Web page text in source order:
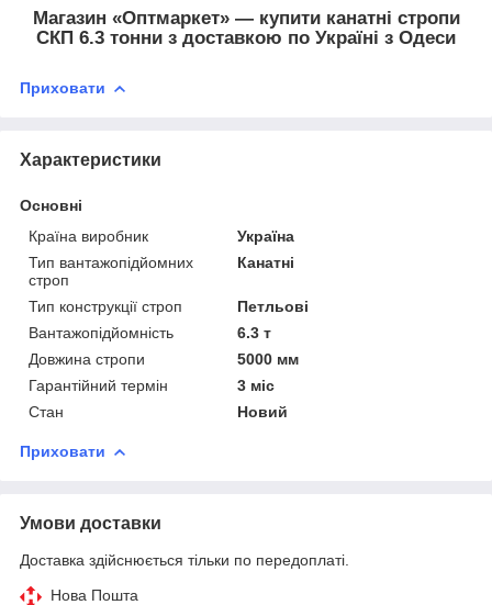
Магазин «Оптмаркет» — купити канатні стропи
СКП 6.3 тонни з доставкою по Україні з Одеси
Приховати
Характеристики
Основні
Країна виробник
Україна
Тип вантажопідйомних
строп
Канатні
Тип конструкції строп
Петльові
Вантажопідйомність
6.3 т
Довжина стропи
5000 мм
Гарантійний термін
3 міс
Стан
Новий
Приховати
Умови доставки
Доставка здійснюється тільки по передоплаті.
Нова Пошта